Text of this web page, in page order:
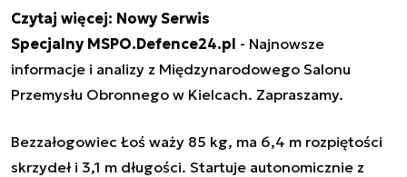
Czytaj więcej: Nowy Serwis
Specjalny MSPO.Defence24.pl - Najnowsze
informacje i analizy z Międzynarodowego Salonu
Przemysłu Obronnego w Kielcach. Zapraszamy.
Bezzałogowiec Łoś waży 85 kg, ma 6,4 m rozpiętości
skrzydeł i 3,1 m długości. Startuje autonomicznie z